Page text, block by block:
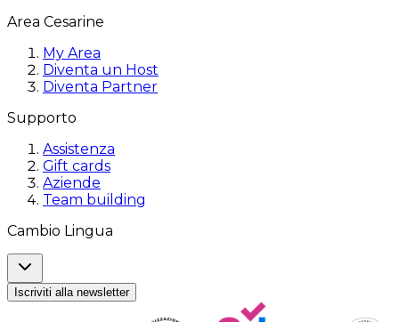
Area Cesarine
My Area
Diventa un Host
Diventa Partner
Supporto
Assistenza
Gift cards
Aziende
Team building
Cambio Lingua
Iscriviti alla newsletter